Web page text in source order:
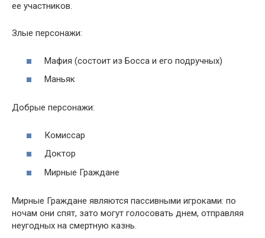
ее участников.
Злые персонажи:
Мафия (состоит из Босса и его подручных)
Маньяк
Добрые персонажи:
Комиссар
Доктор
Мирные Граждане
Мирные Граждане являются пассивными игроками: по
ночам они спят, зато могут голосовать днем, отправляя
неугодных на смертную казнь.